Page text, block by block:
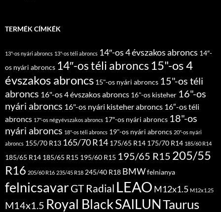
TERMÉK CÍMKÉK
13"-os nyári abroncs 13"-os téli abroncs 14″-os 4 évszakos abroncs 14″-
os nyári abroncs 14″-os téli abroncs 15"-os 4
évszakos abroncs 15"-os nyári abroncs 15"-os téli
abroncs 16"-os 4 évszakos abroncs 16"-os kisteher 16"-os
nyári abroncs 16"-os nyári kisteher abroncs 16″-os téli
abroncs 17"-os négyévszakos abroncs 17″-os nyári abroncs 18"-os
nyári abroncs 18"-os téli abroncs 19"-os nyári abroncs 20"-os nyári
abroncs 155/70 R13 165/70 R14 175/65 R14 175/70 R14 185/60 R14
185/65 R14 185/65 R15 195/60 R15 195/65 R15 205/55
R16 205/60 R16 235/45 R18 245/40 R18 BMWfelnianya
felnicsavarGT Radial LEAO M12x1.5 M12x1.25
M14x1.5 Royal BlackSAILUNTaurus